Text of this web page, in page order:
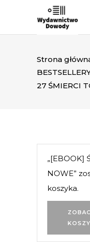
Strona
27 ŚMIERCI
„[EBOOK]
NOWE”
koszyka.